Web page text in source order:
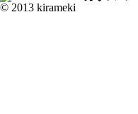
© 2013 kirameki